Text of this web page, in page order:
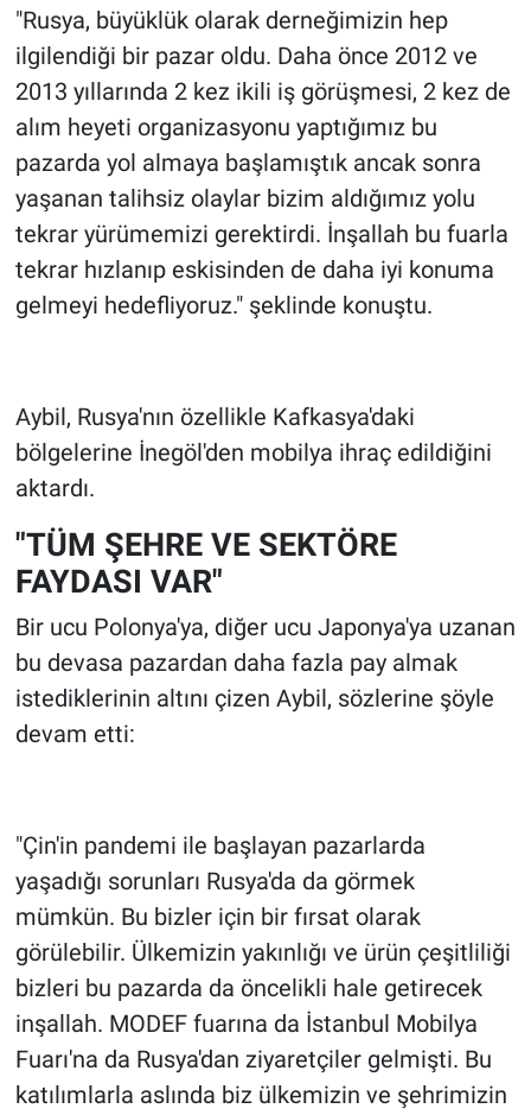
"Rusya, büyüklük olarak derneğimizin hep
ilgilendiği bir pazar oldu. Daha önce 2012 ve
2013 yıllarında 2 kez ikili iş görüşmesi, 2 kez de
alım heyeti organizasyonu yaptığımız bu
pazarda yol almaya başlamıştık ancak sonra
yaşanan talihsiz olaylar bizim aldığımız yolu
tekrar yürümemizi gerektirdi. İnşallah bu fuarla
tekrar hızlanıp eskisinden de daha iyi konuma
gelmeyi hedefliyoruz." şeklinde konuştu.
Aybil, Rusya'nın özellikle Kafkasya'daki
bölgelerine İnegöl'den mobilya ihraç edildiğini
aktardı.
"TÜM ŞEHRE VE SEKTÖRE
FAYDASI VAR"
Bir ucu Polonya'ya, diğer ucu Japonya'ya uzanan
bu devasa pazardan daha fazla pay almak
istediklerinin altını çizen Aybil, sözlerine şöyle
devam etti:
"Çin'in pandemi ile başlayan pazarlarda
yaşadığı sorunları Rusya'da da görmek
mümkün. Bu bizler için bir fırsat olarak
görülebilir. Ülkemizin yakınlığı ve ürün çeşitliliği
bizleri bu pazarda da öncelikli hale getirecek
inşallah. MODEF fuarına da İstanbul Mobilya
Fuarı'na da Rusya'dan ziyaretçiler gelmişti. Bu
katılımlarla aslında biz ülkemizin ve şehrimizin